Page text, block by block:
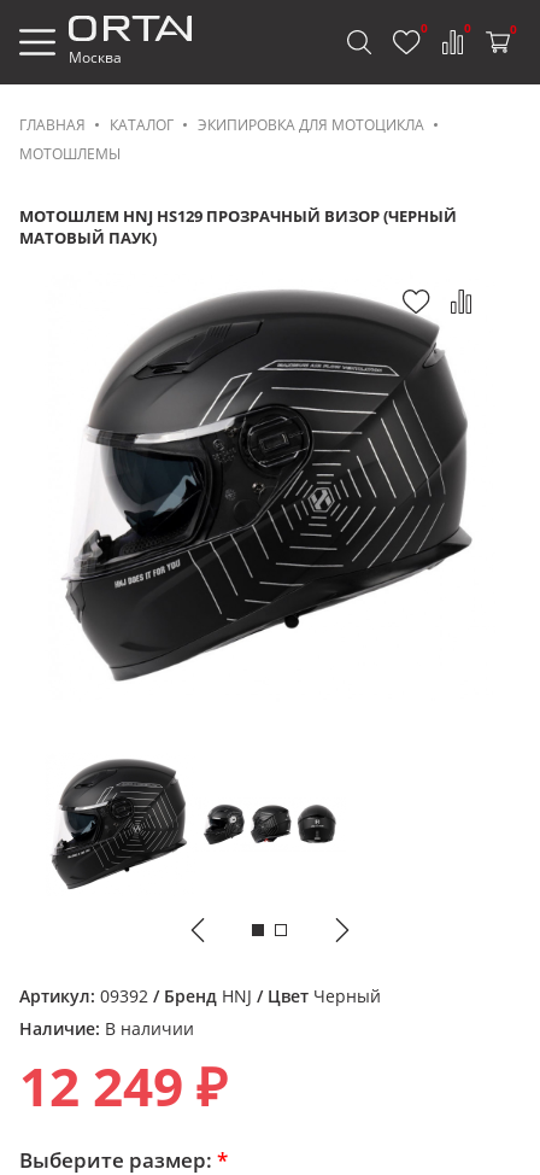
Москва
0 0 0
ГЛАВНАЯ КАТАЛОГ
ЭКИПИРОВКА ДЛЯ МОТОЦИКЛА
МОТОШЛЕМЫ
МОТОШЛЕМ HNJ HS129 ПРОЗРАЧНЫЙ ВИЗОР (ЧЕРНЫЙ
МАТОВЫЙ ПАУК)
Артикул: 09392 / Бренд HNJ / Цвет Черный
Наличие: В наличии
12 249 ₽
Выберите размер: *